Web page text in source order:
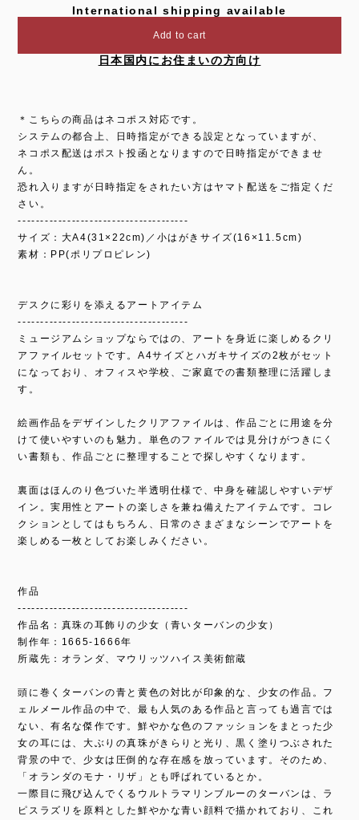
International shipping available
Add to cart
日本国内にお住まいの方向け
＊こちらの商品はネコポス対応です。
システムの都合上、日時指定ができる設定となっていますが、
ネコポス配送はポスト投函となりますので日時指定ができませ
ん。
恐れ入りますが日時指定をされたい方はヤマト配送をご指定くだ
さい。
--------------------------------------
サイズ：大A4(31×22cm)／小はがきサイズ(16×11.5cm)
素材：PP(ポリプロピレン)
デスクに彩りを添えるアートアイテム
--------------------------------------
ミュージアムショップならではの、アートを身近に楽しめるクリ
アファイルセットです。A4サイズとハガキサイズの2枚がセット
になっており、オフィスや学校、ご家庭での書類整理に活躍しま
す。
絵画作品をデザインしたクリアファイルは、作品ごとに用途を分
けて使いやすいのも魅力。単色のファイルでは見分けがつきにく
い書類も、作品ごとに整理することで探しやすくなります。
裏面はほんのり色づいた半透明仕様で、中身を確認しやすいデザ
イン。実用性とアートの楽しさを兼ね備えたアイテムです。コレ
クションとしてはもちろん、日常のさまざまなシーンでアートを
楽しめる一枚としてお楽しみください。
作品
--------------------------------------
作品名：真珠の耳飾りの少女（青いターバンの少女）
制作年：1665‐1666年
所蔵先：オランダ、マウリッツハイス美術館蔵
頭に巻くターバンの青と黄色の対比が印象的な、少女の作品。フ
ェルメール作品の中で、最も人気のある作品と言っても過言では
ない、有名な傑作です。鮮やかな色のファッションをまとった少
女の耳には、大ぶりの真珠がきらりと光り、黒く塗りつぶされた
背景の中で、少女は圧倒的な存在感を放っています。そのため、
「オランダのモナ・リザ」とも呼ばれているとか。
一際目に飛び込んでくるウルトラマリンブルーのターバンは、ラ
ピスラズリを原料とした鮮やかな青い顔料で描かれており、これ